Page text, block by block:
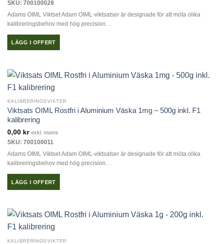
SKU: 700100028
Adams OIML Viktset Adam OIML-viktsatser är designade för att möta olika
kalibreringsbehov med hög precision…
LÄGG I OFFERT
KALIBRERINGSVIKTER
Viktsats OIML Rostfri i Aluminium Väska 1mg – 500g inkl. F1
kalibrering
0,00 kr exkl. moms
SKU: 700100011
Adams OIML Viktset Adam OIML-viktsatser är designade för att möta olika
kalibreringsbehov med hög precision…
LÄGG I OFFERT
KALIBRERINGSVIKTER